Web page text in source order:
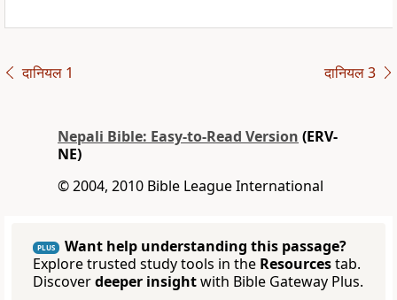
दानियल 1 दानियल 3
Nepali Bible: Easy-to-Read Version (ERV-
NE)
© 2004, 2010 Bible League International
PLUS
Want help understanding this passage?
Explore trusted study tools in the Resourcestab.
Discoverdeeper insightwith Bible Gateway Plus.